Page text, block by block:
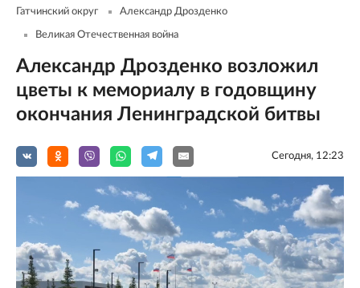
Гатчинский округ Александр Дрозденко
Великая Отечественная война
Александр Дрозденко возложил
цветы к мемориалу в годовщину
окончания Ленинградской битвы
Сегодня, 12:23